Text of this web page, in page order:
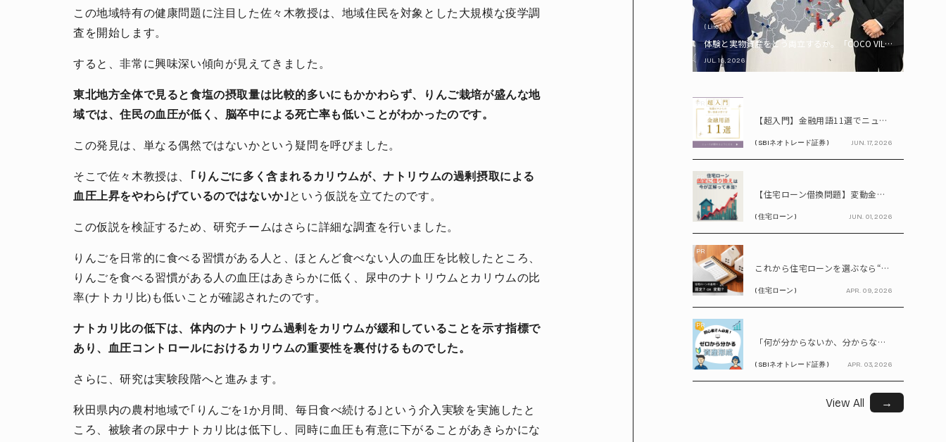
この地域特有の健康問題に注目した佐々木教授は、地域住民を対象とした大規模な疫学調
査を開始します。
すると、非常に興味深い傾向が見えてきました。
東北地方全体で見ると食塩の摂取量は比較的多いにもかかわらず、りんご栽培が盛んな地
域では、住民の血圧が低く、脳卒中による死亡率も低いことがわかったのです。
この発見は、単なる偶然ではないかという疑問を呼びました。
そこで佐々木教授は、
｢りんごに多く含まれるカリウムが、ナトリウムの過剰摂取による
血圧上昇をやわらげているのではないか｣という仮説を立てたのです。
この仮説を検証するため、研究チームはさらに詳細な調査を行いました。
りんごを日常的に食べる習慣がある人と、ほとんど食べない人の血圧を比較したところ、
りんごを食べる習慣がある人の血圧はあきらかに低く、尿中のナトリウムとカリウムの比
率(ナトカリ比)も低いことが確認されたのです。
ナトカリ比の低下は、体内のナトリウム過剰をカリウムが緩和していることを示す指標で
あり、血圧コントロールにおけるカリウムの重要性を裏付けるものでした。
さらに、研究は実験段階へと進みます。
秋田県内の農村地域で｢りんごを1か月間、毎日食べ続ける｣という介入実験を実施したと
ころ、被験者の尿中ナトカリ比は低下し、同時に血圧も有意に下がることがあきらかにな
( Life )
体験と実物資産をどう両立するか。「COCO VILLA Owners」
JUL. 16, 2026
PR
【超入門】金融用語11選でニュースが読める！ 知識ゼロからの賢い資産の育て方
( SBIネオトレード証券 ) JUN. 17, 2026
PR
【住宅ローン借換問題】変動金利が上昇中!! 固定に借り換えるなら今が正解って本当? シミュレーションで比較してみよう
( 住宅ローン ) JUN. 01, 2026
PR
これから住宅ローンを選ぶなら“固定vs変動”どちらが正解? 9割が利用したいと答えた「いま決めなくてもいい」ローンとは!?
( 住宅ローン ) APR. 09, 2026
PR
「何が分からないか、分からない」から卒業！ SBIネオトレード証券で学ぶ、はじめての資産形成
( SBIネオトレード証券 ) APR. 03, 2026
View All →